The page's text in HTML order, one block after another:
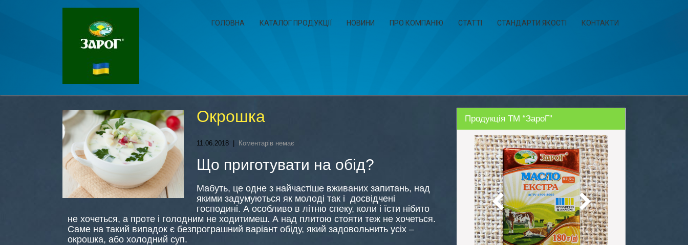
ГОЛОВНА КАТАЛОГ ПРОДУКЦІЇ НОВИНИ ПРО КОМПАНІЮ СТАТТІ СТАНДАРТИ ЯКОСТІ КОНТАКТИ
Окрошка
11.06.2018 Коментарів немає
Що приготувати на обід?
Мабуть, це одне з найчастіше вживаних запитань, над
якими задумуються як молоді так і досвідчені
господині. А особливо в літню спеку, коли і їсти нібито
не хочеться, а проте і голодним не ходитимеш. А над плитою стояти теж не хочеться.
Саме на такий випадок є безпрограшний варіант обіду, який задовольнить усіх –
окрошка, або холодний суп.
Продукція ТМ “ЗароГ”